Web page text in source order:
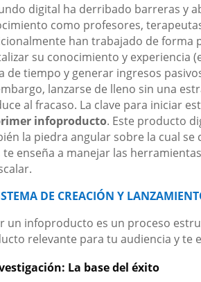
digital ha derribado barreras y
como profesores,
han trabajado de forma
su conocimiento y experiencia
de tiempo y generar ingresos
lanzarse de lleno sin una
al fracaso. La clave para iniciar
infoproducto. Este producto
la piedra angular sobre la cual
te enseña a manejar las
DE CREACIÓN Y
un infoproducto es un proceso
relevante para tu audiencia y te
La base del éxito